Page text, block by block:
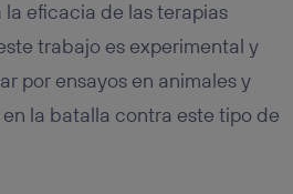
eficacia de las terapias
trabajo es experimental y
por ensayos en animales y
la batalla contra este tipo de